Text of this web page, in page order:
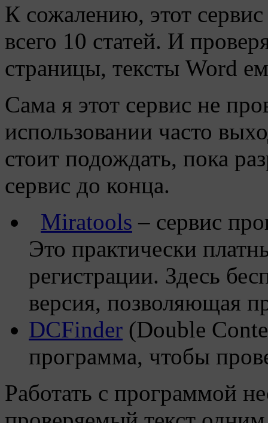
К сожалению, этот
всего 10 статей. И
страницы, тексты Word
Сама я этот сервис не
использовании часто
стоит подождать, пока
сервис до конца.
Miratools – сервис
Это практически
регистрации. Здесь
версия, позволяющая
DCFinder (Double
программа, чтобы
Работать с программой